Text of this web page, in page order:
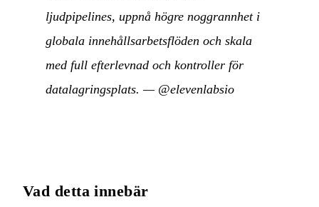
ljudpipelines, uppnå högre noggrannhet i
globala innehållsarbetsflöden och skala
med full efterlevnad och kontroller för
datalagringsplats. — @elevenlabsio
Vad detta innebär